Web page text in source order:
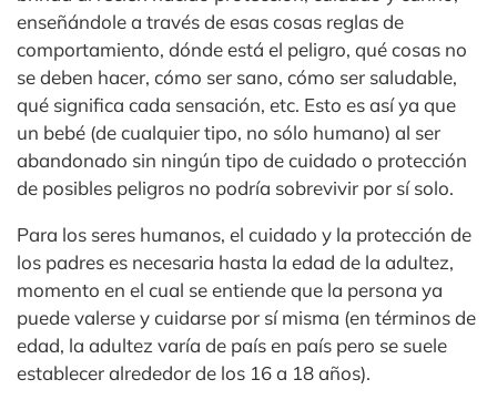
enseñándole a través de esas cosas reglas de
comportamiento, dónde está el peligro, qué cosas no
se deben hacer, cómo ser sano, cómo ser saludable,
qué significa cada sensación, etc. Esto es así ya que
un bebé (de cualquier tipo, no sólo humano) al ser
abandonado sin ningún tipo de cuidado o protección
de posibles peligros no podría sobrevivir por sí solo.
Para los seres humanos, el cuidado y la protección de
los padres es necesaria hasta la edad de la adultez,
momento en el cual se entiende que la persona ya
puede valerse y cuidarse por sí misma (en términos de
edad, la adultez varía de país en país pero se suele
establecer alrededor de los 16 a 18 años).